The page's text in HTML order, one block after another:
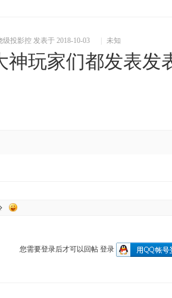
级投影控 发表于 2018-10-03 未知
神玩家们都发表发
您需要登录后才可以回帖 登录